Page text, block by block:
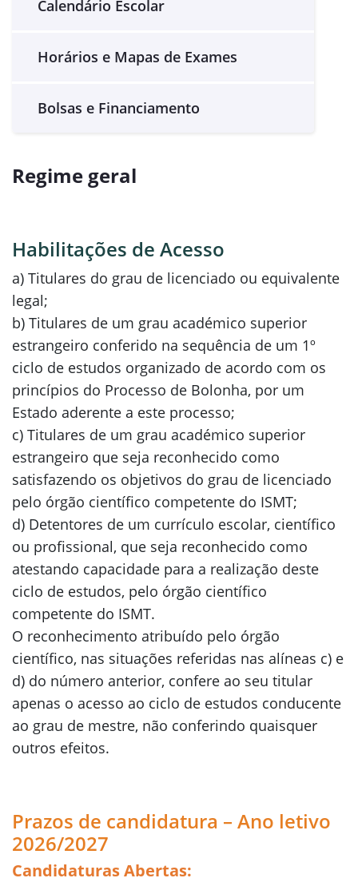
Calendário Escolar
Horários e Mapas de Exames
Bolsas e Financiamento
Regime geral
Habilitações de Acesso
a) Titulares do grau de licenciado ou equivalente
legal;
b) Titulares de um grau académico superior
estrangeiro conferido na sequência de um 1º
ciclo de estudos organizado de acordo com os
princípios do Processo de Bolonha, por um
Estado aderente a este processo;
c) Titulares de um grau académico superior
estrangeiro que seja reconhecido como
satisfazendo os objetivos do grau de licenciado
pelo órgão científico competente do ISMT;
d) Detentores de um currículo escolar, científico
ou profissional, que seja reconhecido como
atestando capacidade para a realização deste
ciclo de estudos, pelo órgão científico
competente do ISMT.
O reconhecimento atribuído pelo órgão
científico, nas situações referidas nas alíneas c) e
d) do número anterior, confere ao seu titular
apenas o acesso ao ciclo de estudos conducente
ao grau de mestre, não conferindo quaisquer
outros efeitos.
Prazos de candidatura – Ano letivo
2026/2027
Candidaturas Abertas: